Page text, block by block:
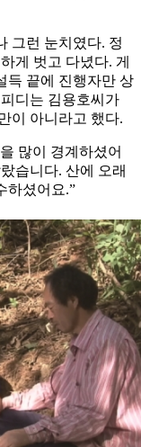
그런 눈치였다. 정
게 벗고 다녔다. 게
득 끝에 진행자만 상
디는 김용호씨가
이 아니라고 했다.
많이 경계하셨어
습니다. 산에 오래
하셨어요.”